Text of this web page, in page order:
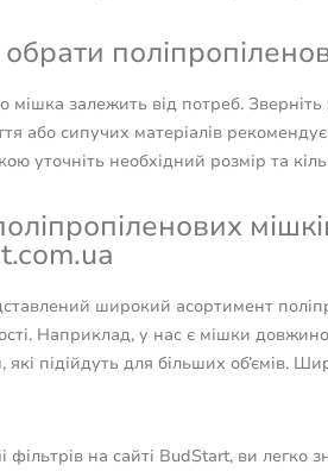
мішка залежить від потреб. Зверніть
або сипучих матеріалів
уточніть необхідний розмір та
широкий асортимент
Наприклад, у нас є мішки
підійдуть для більших об’ємів.
фільтрів на сайті BudStart, ви